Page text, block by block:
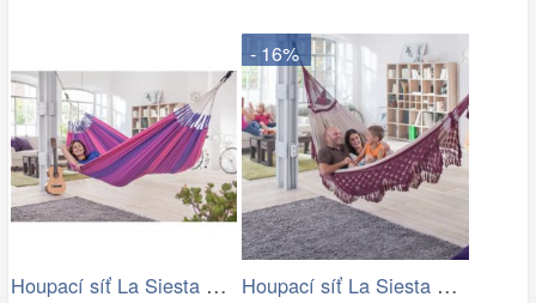
Houpací síť La Siesta ORQUIDEA - IN
- 16%
Houpací síť La Siesta BOSSANOVA family …